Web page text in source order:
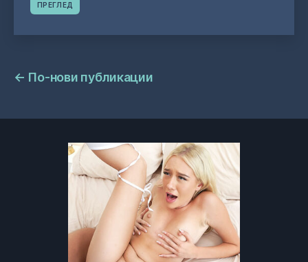
ПРЕГЛЕД
Навигация
публикациите
← По-нови публикации